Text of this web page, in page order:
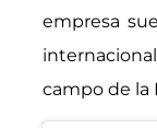
empresa
campo de la